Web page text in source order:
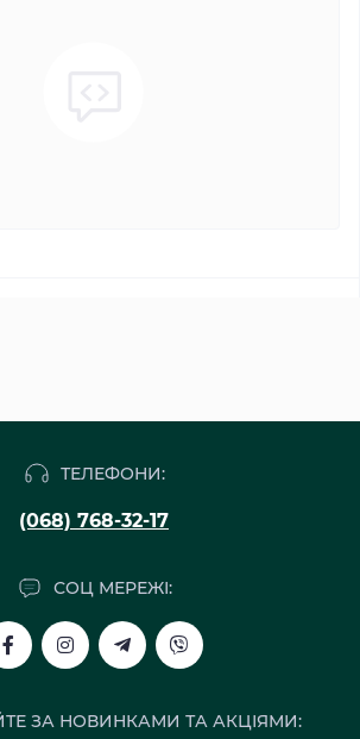
ТЕЛЕФОНИ:
(068) 768-32-17
СОЦ МЕРЕЖІ:
ЗА НОВИНКАМИ ТА АКЦІЯМИ: